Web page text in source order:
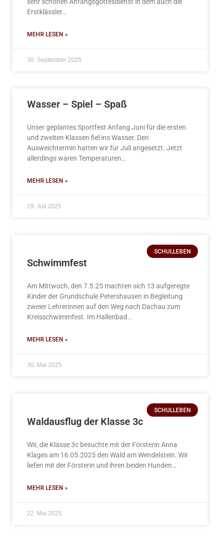
sehr schönen Anfangsgottesdienst in dem auch die
Erstklässler…
MEHR LESEN »
30. September 2025
Wasser – Spiel – Spaß
Unser geplantes Sportfest Anfang Juni für die ersten
und zweiten Klassen fiel ins Wasser. Den
Ausweichtermin hatten wir für Juli angesetzt. Jetzt
allerdings waren Temperaturen…
MEHR LESEN »
29. Juli 2025
SCHULLEBEN
Schwimmfest
Am Mittwoch, den 7.5.25 machten sich 13 aufgeregte
Kinder der Grundschule Petershausen in Begleitung
zweier Lehrerinnen auf den Weg nach Dachau zum
Kreisschwimmfest. Im Hallenbad…
MEHR LESEN »
30. Mai 2025
SCHULLEBEN
Waldausflug der Klasse 3c
Wir, die Klasse 3c besuchte mit der Försterin Anna
Klages am 16.05.2025 den Wald am Wendelstein. Wir
liefen mit der Försterin und ihren beiden Hunden…
MEHR LESEN »
22. Mai 2025